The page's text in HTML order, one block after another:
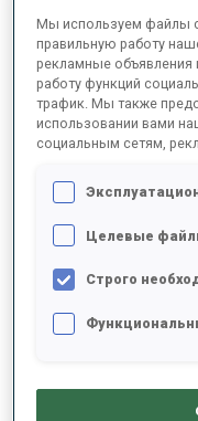
РЕЗУЛЬТАТЫ -
ЛЫЖНЫЙ ХОД -
Данных нет
СТРЕЛЬБА СТОЯ
Мы используем файлы
правильную работу
рекламные объявления
работу функций
трафик. Мы также
использовании вами
социальным сетям,
Целевые
Строго